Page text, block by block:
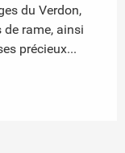
du Verdon,
rame, ainsi
précieux...